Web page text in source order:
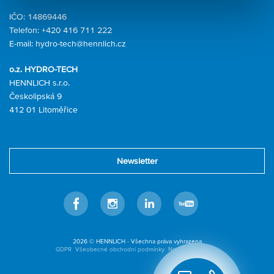
o.z. HYDRO-TECH
HENNLICH s.r.o.
Českolipská 9
412 01 Litoměřice
IČO: 14869446
Telefon: +420 416 711 222
E-mail: hydro-tech@hennlich.cz
2026 © HENNLICH - Všechna práva vyhrazena
GDPR Všeobecné obchodní podmínky Nastavení cookies
FacebookInstagramLinkedin Youtube
Newsletter